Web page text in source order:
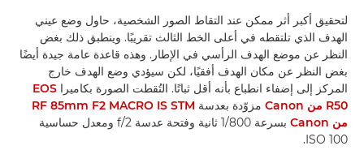
لتحقيق أكبر أثر ممكن عند التقاط الصور الشخصية، حاول وضع عيني
الهدف الذي تلتقطه في أعلى الخط الثالث تقريبًا. وينطبق ذلك بغض
النظر عن موضع الهدف الرأسي في الإطار. وهذه قاعدة عامة جيدة أيضًا
بغض النظر عن مكان الهدف أفقيًا، لكن سيؤدي وضع الهدف خارج
المركز إلى إضفاء انطباع بأنه أقل ثباتًا. التُقطت الصورة بكاميرا EOS
R50 من Canon
مزوّدة بعدسة RF 85mm F2 MACRO IS STM
من Canon
بسرعة 1/800 ثانية وفتحة عدسة f/2 ومعدل حساسية
ISO 100.